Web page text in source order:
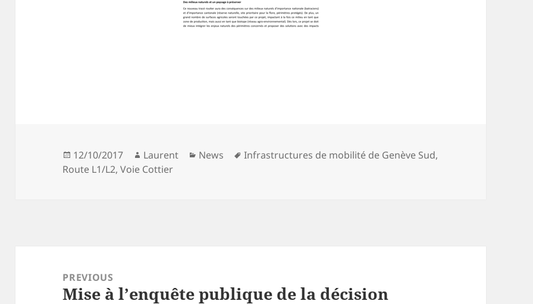
Posted
on
12/10/2017 Author
Laurent Categories
News Tags
Infrastructures de mobilité de Genève Sud,
Route L1/L2,Voie Cottier
navigationPREVIOUS
Previous
Mise à l’enquête publique de la décision